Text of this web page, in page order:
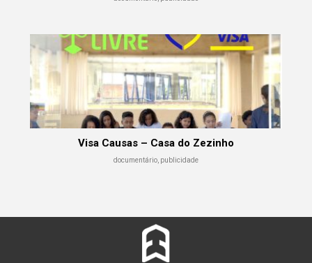
Visa Causas – Casa do Zezinho
documentário, publicidade